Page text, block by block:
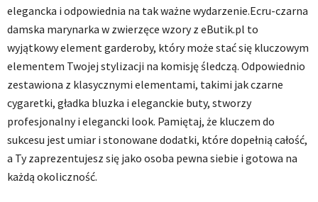
elegancka i odpowiednia na tak ważne wydarzenie.Ecru-czarna
damska marynarka w zwierzęce wzory z eButik.pl to
wyjątkowy element garderoby, który może stać się kluczowym
elementem Twojej stylizacji na komisję śledczą. Odpowiednio
zestawiona z klasycznymi elementami, takimi jak czarne
cygaretki, gładka bluzka i eleganckie buty, stworzy
profesjonalny i elegancki look. Pamiętaj, że kluczem do
sukcesu jest umiar i stonowane dodatki, które dopełnią całość,
a Ty zaprezentujesz się jako osoba pewna siebie i gotowa na
każdą okoliczność.